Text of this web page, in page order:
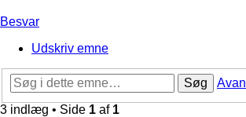
Besvar
Udskriv emne
Søg
3 indlæg • Side 1 af 1